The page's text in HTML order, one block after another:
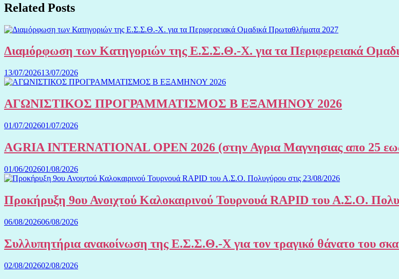
Related Posts
Διαμόρφωση των Κατηγοριών της Ε.Σ.Σ.Θ.-Χ. για τα Περιφερειακά
13/07/202613/07/2026
ΑΓΩΝΙΣΤΙΚΟΣ ΠΡΟΓΡΑΜΜΑΤΙΣΜΟΣ Β ΕΞΑΜΗΝΟΥ 2026
01/07/202601/07/2026
AGRIA INTERNATIONAL OPEN 2026 (στην Αγρια Μαγνησιας απο 25
01/06/202601/08/2026
Προκήρυξη 9ου Ανοιχτού Καλοκαιρινού Τουρνουά RAPID του Α.Σ.Ο.
06/08/202606/08/2026
Συλλυπητήρια ανακοίνωση της Ε.Σ.Σ.Θ.-Χ για τον τραγικό θάνατο
02/08/202602/08/2026